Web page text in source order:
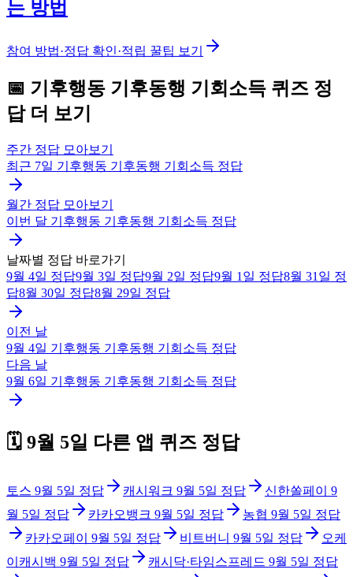
는 방법
참여 방법·정답 확인·적립 꿀팁 보기
📅 기후행동 기후동행 기회소득 퀴즈 정
답 더 보기
주간 정답 모아보기
최근 7일 기후행동 기후동행 기회소득 정답
월간 정답 모아보기
이번 달 기후행동 기후동행 기회소득 정답
날짜별 정답 바로가기
9월 4일 정답9월 3일 정답9월 2일 정답9월 1일 정답8월 31일 정
답8월 30일 정답8월 29일 정답
이전 날
9월 4일 기후행동 기후동행 기회소득 정답
다음 날
9월 6일 기후행동 기후동행 기회소득 정답
🗓️ 9월 5일 다른 앱 퀴즈 정답
토스 9월 5일 정답 캐시워크 9월 5일 정답 신한쏠페이
9
월 5일 정답 카카오뱅크 9월 5일 정답 농협 9월 5일 정답
카카오페이
9월 5일 정답 비트버니 9월 5일 정답
오케
이캐시백 9월 5일 정답 캐시닥·타임스프레드 9월 5일 정답